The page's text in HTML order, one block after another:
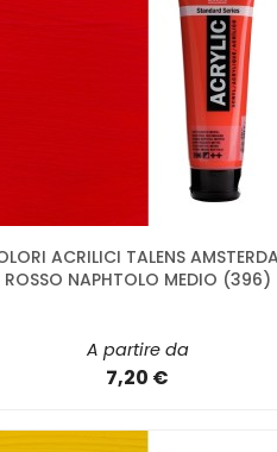
ACRILICI TALENS
ROSSO NAPHTOLO MEDIO (396)
A partire da
7,20 €